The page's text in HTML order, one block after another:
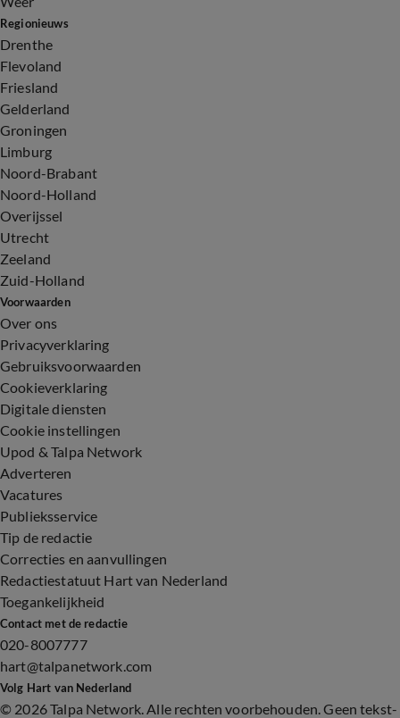
Regionieuws
Drenthe
Flevoland
Friesland
Gelderland
Groningen
Limburg
Noord-Brabant
Noord-Holland
Overijssel
Utrecht
Zeeland
Zuid-Holland
Voorwaarden
Over ons
Privacyverklaring
Gebruiksvoorwaarden
Cookieverklaring
Digitale diensten
Cookie instellingen
Upod & Talpa Network
Adverteren
Vacatures
Publieksservice
Tip de redactie
Correcties en aanvullingen
Redactiestatuut Hart van Nederland
Toegankelijkheid
Contact met de redactie
020-8007777
hart@talpanetwork.com
Volg Hart van Nederland
© 2026 Talpa Network. Alle rechten voorbehouden. Geen tekst-